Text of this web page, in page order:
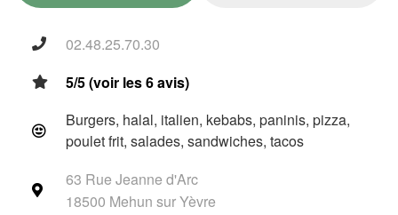
02.48.25.70.30
5/5 (voir les 6 avis)
Burgers, halal, italien, kebabs, paninis, pizza,
poulet frit, salades, sandwiches, tacos
63 Rue Jeanne d'Arc
18500 Mehun sur Yèvre